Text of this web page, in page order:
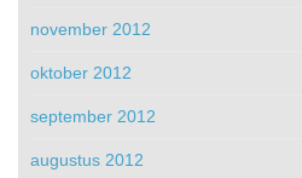
november 2012
oktober 2012
september 2012
augustus 2012